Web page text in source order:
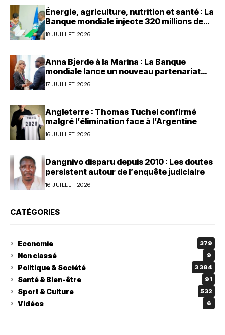
Énergie, agriculture, nutrition et santé : La
Banque mondiale injecte 320 millions de
dollars au Bénin
18 JUILLET 2026
Anna Bjerde à la Marina : La Banque
mondiale lance un nouveau partenariat
avec le Bénin
17 JUILLET 2026
Angleterre : Thomas Tuchel confirmé
malgré l’élimination face à l’Argentine
16 JUILLET 2026
Dangnivo disparu depuis 2010 : Les doutes
persistent autour de l’enquête judiciaire
16 JUILLET 2026
CATÉGORIES
Economie 379
Non classé 9
Politique & Société 3 384
Santé & Bien-être 91
Sport & Culture 532
Vidéos 6